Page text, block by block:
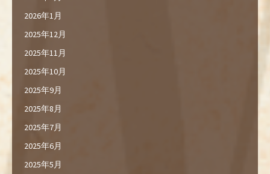
2026年1月
2025年12月
2025年11月
2025年10月
2025年9月
2025年8月
2025年7月
2025年6月
2025年5月